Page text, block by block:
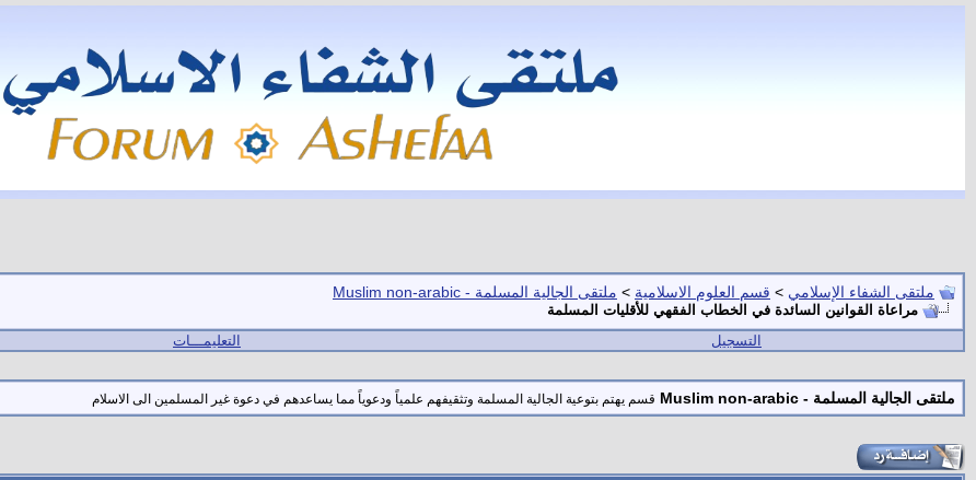
ملتقى الشفاء الإسلامي > قسم العلوم الاسلامية > ملتقى الجالية المسلمة - Muslim non-arabic
مراعاة القوانين السائدة في الخطاب الفقهي للأقليات المسلمة
التسجيل التعليمـــات
ملتقى الجالية المسلمة - Muslim non-arabic قسم يهتم بتوعية الجالية المسلمة وتثقيفهم علمياً ودعوياً مما يساعدهم في دعوة غير المسلمين الى الاسلام